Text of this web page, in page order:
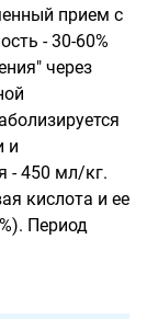
прием с
- 30-60%
через
и
- 450 мл/кг.
кислота и ее
Период